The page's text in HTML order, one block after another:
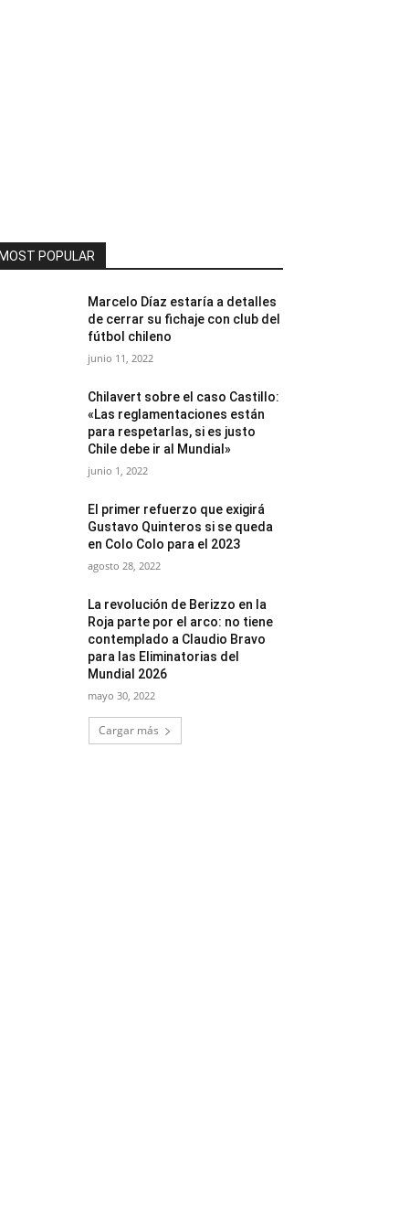
MOST POPULAR
Marcelo Díaz estaría a detalles
de cerrar su fichaje con club del
fútbol chileno
junio 11, 2022
Chilavert sobre el caso Castillo:
«Las reglamentaciones están
para respetarlas, si es justo
Chile debe ir al Mundial»
junio 1, 2022
El primer refuerzo que exigirá
Gustavo Quinteros si se queda
en Colo Colo para el 2023
agosto 28, 2022
La revolución de Berizzo en la
Roja parte por el arco: no tiene
contemplado a Claudio Bravo
para las Eliminatorias del
Mundial 2026
mayo 30, 2022
Cargar más